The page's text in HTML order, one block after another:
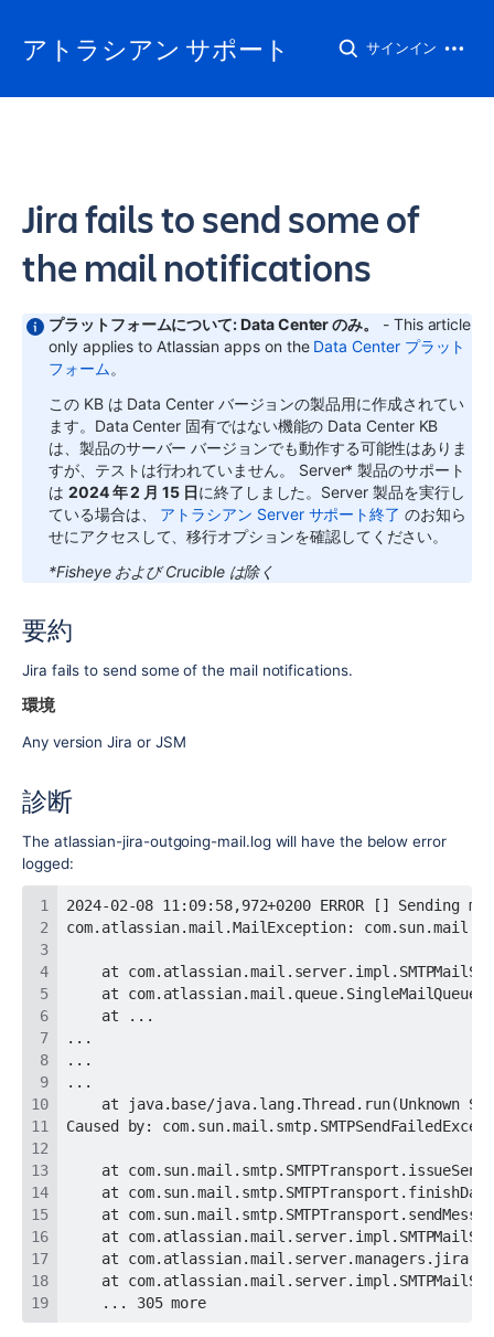
アトラシアン サポート サインイン
Jira fails to send some of
the mail notifications
プラットフォームについて: Data Center のみ。
- This article
only applies to Atlassian apps on the Data Center プラット
フォーム。
この KB は Data Center バージョンの製品用に作成されてい
ます。Data Center 固有ではない機能の Data Center KB
は、製品のサーバー バージョンでも動作する可能性はありま
すが、テストは行われていません。 Server* 製品のサポート
は 2024 年 2 月 15 日に終了しました。Server 製品を実行し
ている場合は、
アトラシアン Server サポート終了 のお知ら
せにアクセスして、移行オプションを確認してください。
*Fisheye および Crucible は除く
要約
Jira fails to send some of the mail notifications.
環境
Any version Jira or JSM
診断
The atlassian-jira-outgoing-mail.log will have the below error
logged:
	... 305 more